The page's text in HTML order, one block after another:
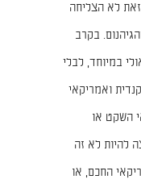
לא הצליחה
בקרב
במיוחד, לבלי
ואמריקאי
השקט או
להיות לא זה
החכם, או